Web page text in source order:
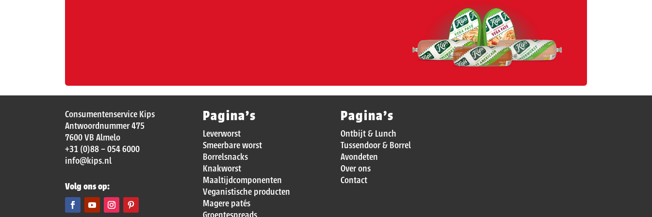
Consumentenservice Kips
Antwoordnummer 475
7600 VB Almelo
+31 (0)88 – 054 6000
info@kips.nl
Volg ons op:
Pagina’s
Leverworst
Smeerbare worst
Borrelsnacks
Knakworst
Maaltijdcomponenten
Veganistische producten
Magere patés
Pagina’s
Ontbijt & Lunch
Tussendoor & Borrel
Avondeten
Over ons
Contact